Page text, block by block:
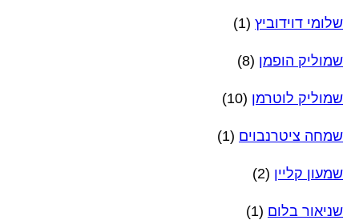
שלומי דוידוביץ (1)
שמוליק הופמן (8)
שמוליק לוטרמן (10)
שמחה ציטרנבוים (1)
שמעון קליין (2)
שניאור בלום (1)